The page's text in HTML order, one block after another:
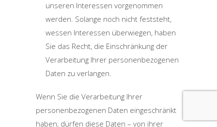
unseren Interessen vorgenommen
werden. Solange noch nicht feststeht,
wessen Interessen überwiegen, haben
Sie das Recht, die Einschränkung der
Verarbeitung Ihrer personenbezogenen
Daten zu verlangen.
Wenn Sie die Verarbeitung Ihrer
personenbezogenen Daten eingeschränkt
haben, dürfen diese Daten – von ihrer